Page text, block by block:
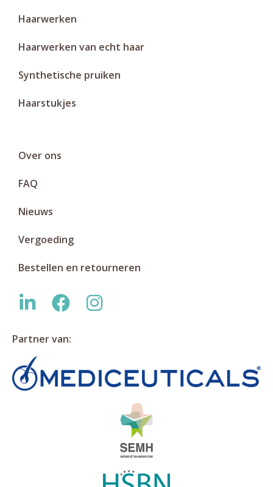
Haarwerken
Haarwerken van echt haar
Synthetische pruiken
Haarstukjes
Over ons
FAQ
Nieuws
Vergoeding
Bestellen en retourneren
Partner van: